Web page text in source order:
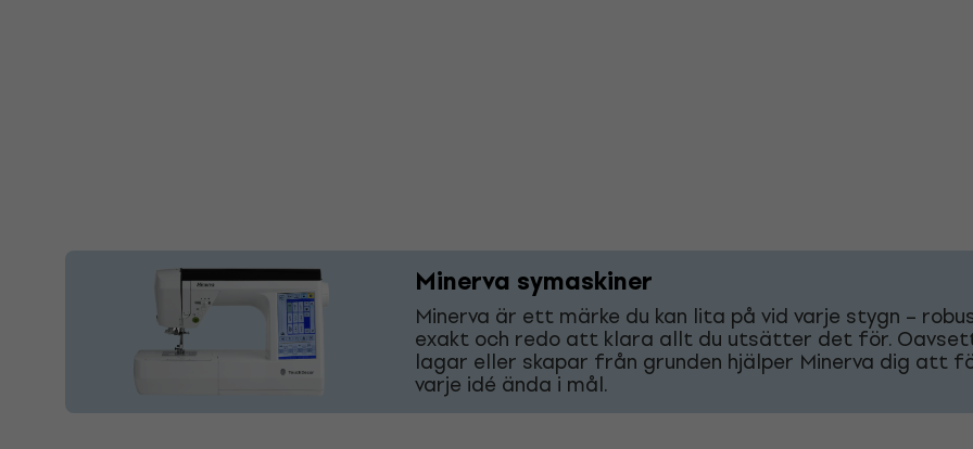
Minerva symaskiner
Minerva är ett märke du kan lita på vid varje stygn –
exakt och redo att klara allt du utsätter det för.
lagar eller skapar från grunden hjälper Minerva dig att
varje idé ända i mål.